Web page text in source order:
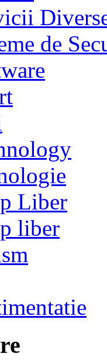
de
Liber
liber